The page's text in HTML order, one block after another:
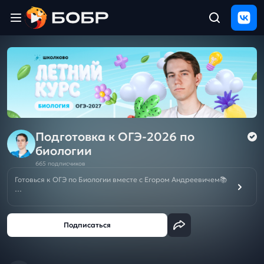
ЩЕЛЧОК
2026
Полезные
материалы
Проверка
сочинений
Тех
и
Подготовка к ОГЭ-2026 по
биологии
665 подписчиков
Готовься к ОГЭ по Биологии вместе с Егором Андреевичем📚
☑️Курс подготовки к ОГЭ 2026/2027 по Биологии с Егором